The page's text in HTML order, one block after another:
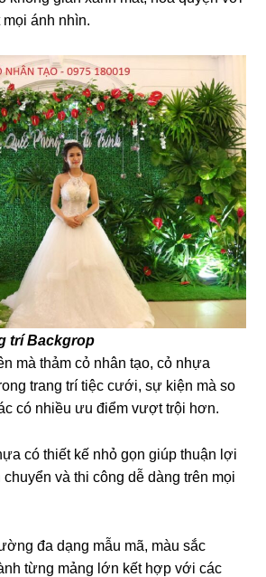
ánh nhìn.
trí Backgrop
mà thảm cỏ nhân tạo, cỏ nhựa
trang trí tiệc cưới, sự kiện mà so
có nhiều ưu điểm vượt trội hơn.
có thiết kế nhỏ gọn giúp thuận lợi
và thi công dễ dàng trên mọi
đa dạng mẫu mã, màu sắc
từng mảng lớn kết hợp với các